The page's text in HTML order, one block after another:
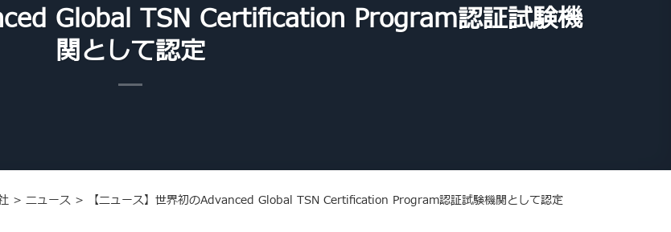
Global TSN Certification Program認証試験機
関として認定
> ニュース> 【ニュース】世界初のAdvanced Global TSN Certification Program認証試験機関として認定